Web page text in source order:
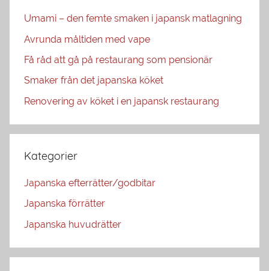
Umami – den femte smaken i japansk matlagning
Avrunda måltiden med vape
Få råd att gå på restaurang som pensionär
Smaker från det japanska köket
Renovering av köket i en japansk restaurang
Kategorier
Japanska efterrätter/godbitar
Japanska förrätter
Japanska huvudrätter